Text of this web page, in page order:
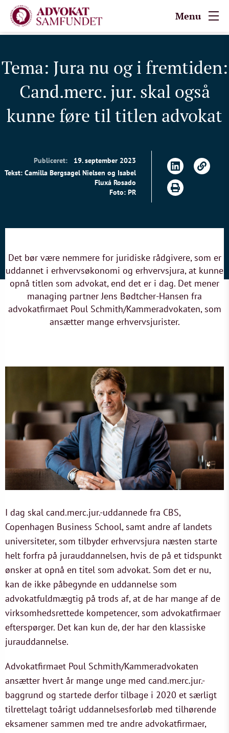
Menu
Tema: Jura nu og i fremtiden:
Cand.merc. jur. skal også
kunne føre til titlen advokat
Publiceret:
19. september 2023
Tekst: Camilla Bergsagel Nielsen og Isabel
Fluxá Rosado
Foto: PR
Det bør være nemmere for juridiske rådgivere, som er
uddannet i erhvervsøkonomi og erhvervsjura, at kunne
opnå titlen som advokat, end det er i dag. Det mener
managing partner Jens Bødtcher-Hansen fra
advokatfirmaet Poul Schmith/Kammeradvokaten, som
ansætter mange erhvervsjurister.
I dag skal cand.merc.jur.-uddannede fra CBS,
Copenhagen Business School, samt andre af landets
universiteter, som tilbyder erhvervsjura næsten starte
helt forfra på jurauddannelsen, hvis de på et tidspunkt
ønsker at opnå en titel som advokat. Som det er nu,
kan de ikke påbegynde en uddannelse som
advokatfuldmægtig på trods af, at de har mange af de
virksomhedsrettede kompetencer, som advokatfirmaer
efterspørger. Det kan kun de, der har den klassiske
jurauddannelse.
Advokatfirmaet Poul Schmith/Kammeradvokaten
ansætter hvert år mange unge med cand.merc.jur.-
baggrund og startede derfor tilbage i 2020 et særligt
tilrettelagt toårigt uddannelsesforløb med tilhørende
eksamener sammen med tre andre advokatfirmaer,